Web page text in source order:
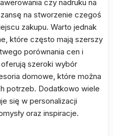
czy nadruku na
na stworzenie czegoś
zakupu. Warto jednak
które często mają szerszy
porównania cen i
szeroki wybór
domowe, które można
potrzeb. Dodatkowo wiele
się w personalizacji
oraz inspiracje.